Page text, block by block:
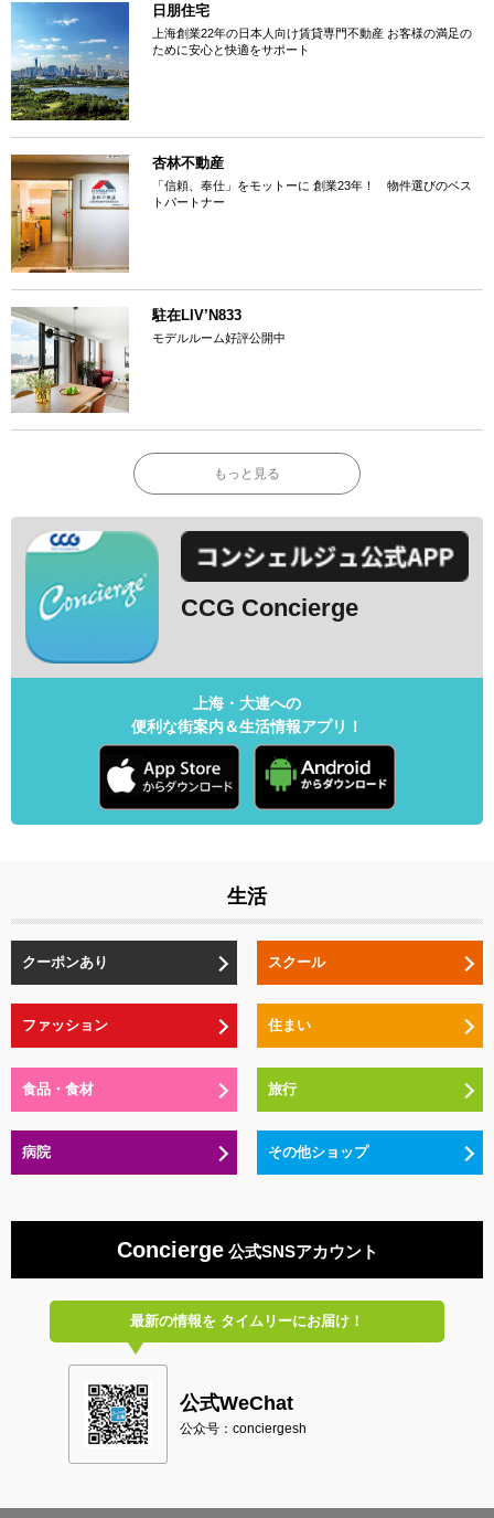
日朋住宅
上海創業22年の日本人向け賃貸専門不動産 お客様の満足の
ために安心と快適をサポート
杏林不動産
「信頼、奉仕」をモットーに 創業23年！ 物件選びのベス
トパートナー
駐在LIV’N833
モデルルーム好評公開中
もっと見る
CCG Concierge
上海・大連への
便利な街案内＆生活情報アプリ！
生活
クーポンあり スクール
ファッション 住まい
食品・食材 旅行
病院 その他ショップ
Concierge公式SNSアカウント
最新の情報をタイムリーにお届け！
公式WeChat
公众号：conciergesh